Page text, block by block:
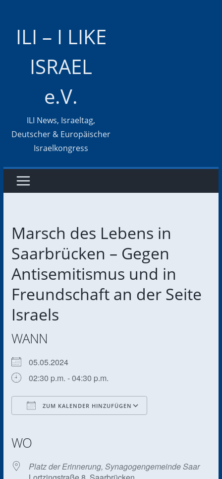
ILI – I LIKE
ISRAEL
e.V.
ILI News, Israeltag,
Deutscher & Europäischer
Israelkongress
Marsch des Lebens in
Saarbrücken – Gegen
Antisemitismus und in
Freundschaft an der Seite
Israels
WANN
05.05.2024
02:30 p.m. - 04:30 p.m.
ZUM KALENDER HINZUFÜGEN
WO
Platz der Erinnerung, Synagogengemeinde Saar